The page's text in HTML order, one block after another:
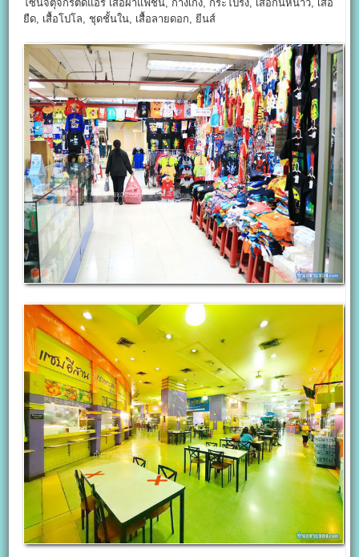
โซนจตุจักรติดแอร์ เสื้อผ้าแฟชั่น, กางเกง, กระโปรง, เสื้อกันหนาว, เสื้อ
ยืด, เสื้อโปโล, ชุดชั้นใน, เสื้อลายดอก, ยีนส์